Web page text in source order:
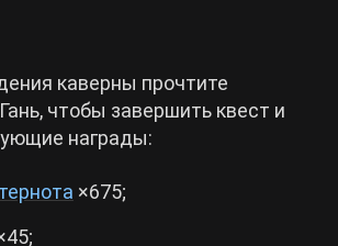
каверны прочтите
чтобы завершить квест и
награды:
×675;